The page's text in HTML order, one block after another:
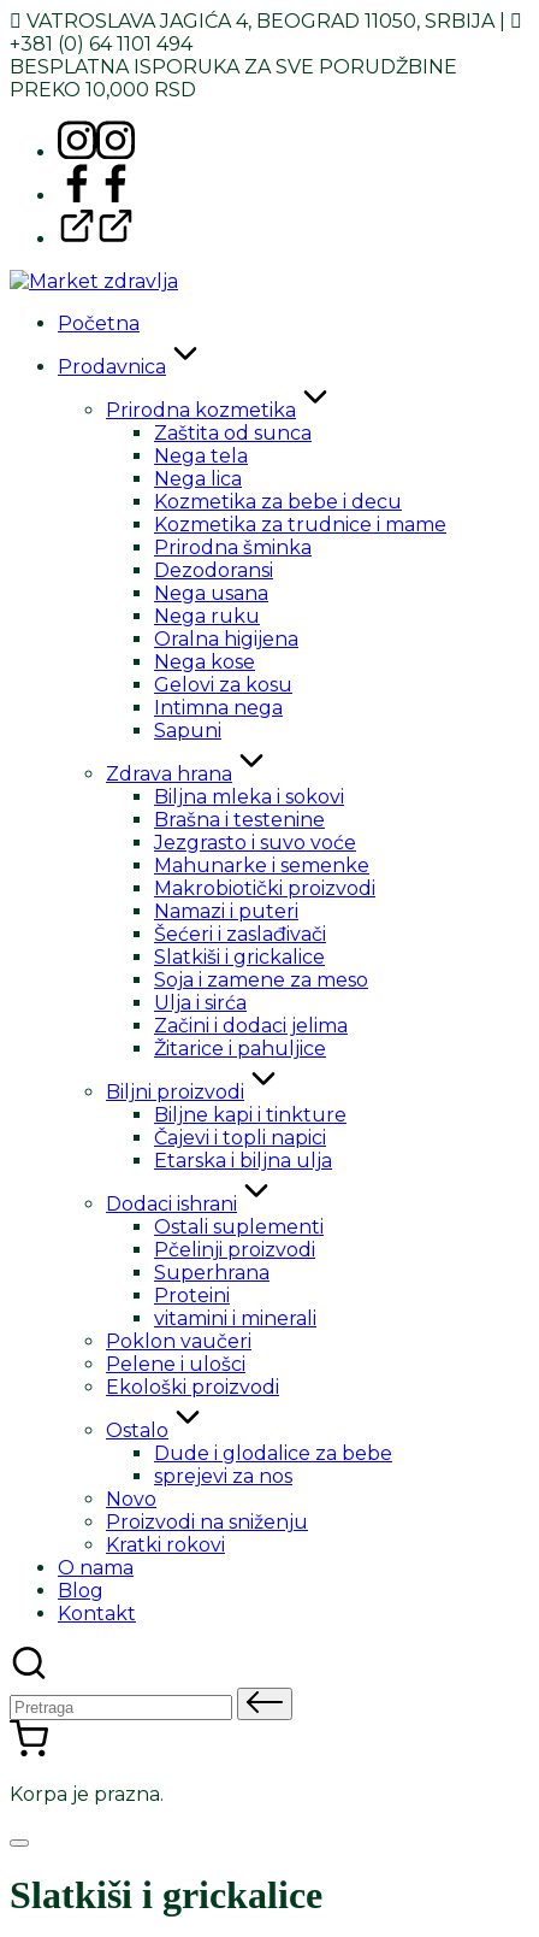
Skoči
na
sadržaj
VATROSLAVA JAGIĆA 4, BEOGRAD 11050, SRBIJA |
+381 (0) 64 1101 494
BESPLATNA ISPORUKA ZA SVE PORUDŽBINE
PREKO 10,000 RSD
Instagram
Facebook
Google
Početna
Prodavnica
Prirodna kozmetika
Zaštita od sunca
Nega tela
Nega lica
Kozmetika za bebe i decu
Kozmetika za trudnice i mame
Prirodna šminka
Dezodoransi
Nega usana
Nega ruku
Oralna higijena
Nega kose
Gelovi za kosu
Intimna nega
Sapuni
Zdrava hrana
Biljna mleka i sokovi
Brašna i testenine
Jezgrasto i suvo voće
Mahunarke i semenke
Makrobiotički proizvodi
Namazi i puteri
Šećeri i zaslađivači
Slatkiši i grickalice
Soja i zamene za meso
Ulja i sirća
Začini i dodaci jelima
Žitarice i pahuljice
Biljni proizvodi
Biljne kapi i tinkture
Čajevi i topli napici
Etarska i biljna ulja
Dodaci ishrani
Ostali suplementi
Pčelinji proizvodi
Superhrana
Proteini
vitamini i minerali
Poklon vaučeri
Pelene i ulošci
Ekološki proizvodi
Ostalo
Dude i glodalice za bebe
sprejevi za nos
Novo
Proizvodi na sniženju
Kratki rokovi
O nama
Blog
Kontakt
Pretraga
za:
Korpa je prazna.
Slatkiši i grickalice